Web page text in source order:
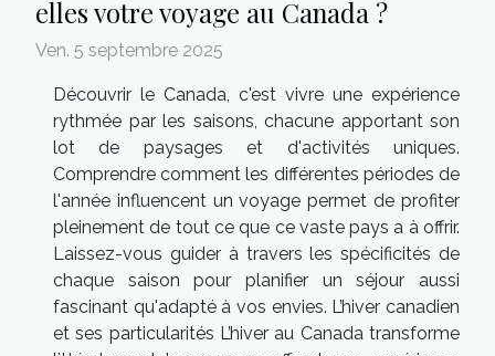
elles votre voyage au Canada ?
Ven. 5 septembre 2025
Découvrir le Canada, c'est vivre une expérience
rythmée par les saisons, chacune apportant son
lot de paysages et d'activités uniques.
Comprendre comment les différentes périodes de
l'année influencent un voyage permet de profiter
pleinement de tout ce que ce vaste pays a à offrir.
Laissez-vous guider à travers les spécificités de
chaque saison pour planifier un séjour aussi
fascinant qu'adapté à vos envies. L’hiver canadien
et ses particularités L’hiver au Canada transforme